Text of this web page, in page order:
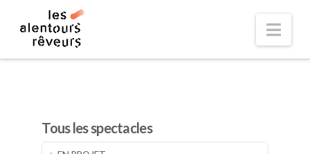
Tous les spectacles